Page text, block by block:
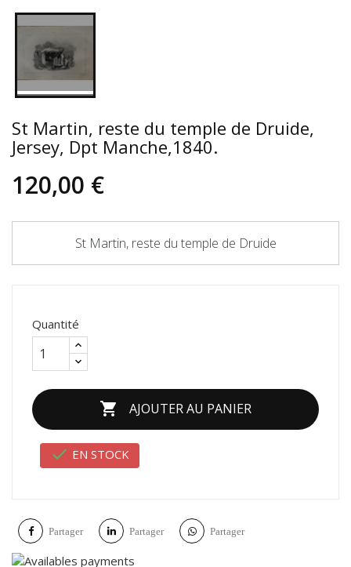
St Martin, reste du temple de Druide,
Jersey, Dpt Manche,1840.
120,00 €
St Martin, reste du temple de Druide
Quantité
 AJOUTER AU PANIER
 EN STOCK
Partager Partager Partager